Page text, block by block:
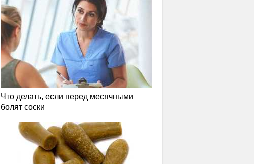
Что делать, если перед месячными
болят соски